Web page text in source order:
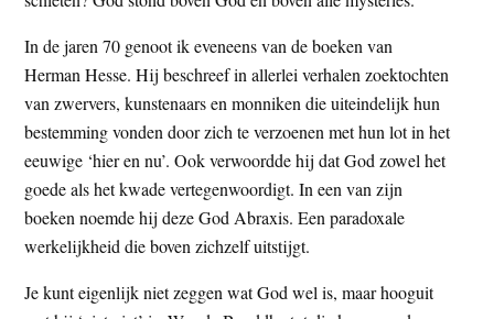
In de jaren 70 genoot ik eveneens van de boeken van
Herman Hesse. Hij beschreef in allerlei verhalen zoektochten
van zwervers, kunstenaars en monniken die uiteindelijk hun
bestemming vonden door zich te verzoenen met hun lot in het
eeuwige ‘hier en nu’. Ook verwoordde hij dat God zowel het
goede als het kwade vertegenwoordigt. In een van zijn
boeken noemde hij deze God Abraxis. Een paradoxale
werkelijkheid die boven zichzelf uitstijgt.
Je kunt eigenlijk niet zeggen wat God wel is, maar hooguit